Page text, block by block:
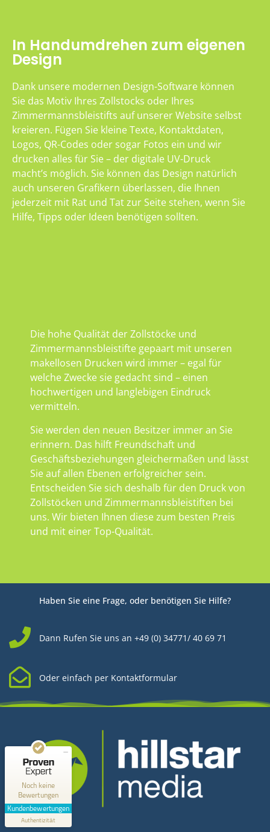
In Handumdrehen zum eigenen
Design
Dank unsere modernen Design-Software können
Sie das Motiv Ihres Zollstocks oder Ihres
Zimmermannsbleistifts auf unserer Website selbst
kreieren. Fügen Sie kleine Texte, Kontaktdaten,
Logos, QR-Codes oder sogar Fotos ein und wir
drucken alles für Sie – der digitale UV-Druck
macht’s möglich. Sie können das Design natürlich
auch unseren Grafikern überlassen, die Ihnen
jederzeit mit Rat und Tat zur Seite stehen, wenn Sie
Hilfe, Tipps oder Ideen benötigen sollten.
Die hohe Qualität der Zollstöcke und
Zimmermannsbleistifte gepaart mit unseren
makellosen Drucken wird immer – egal für
welche Zwecke sie gedacht sind – einen
hochwertigen und langlebigen Eindruck
vermitteln.
Sie werden den neuen Besitzer immer an Sie
erinnern. Das hilft Freundschaft und
Geschäftsbeziehungen gleichermaßen und lässt
Sie auf allen Ebenen erfolgreicher sein.
Entscheiden Sie sich deshalb für den Druck von
Zollstöcken und Zimmermannsbleistiften bei
uns. Wir bieten Ihnen diese zum besten Preis
und mit einer Top-Qualität.
Haben Sie eine Frage, oder benötigen Sie Hilfe?
Dann Rufen Sie uns an +49 (0) 34771/ 40 69 71
Oder einfach per Kontaktformular
Kontakt
Noch keine
Bewertungen
Kundenbewertungen
Authentizität
MANGELHAFT
0,00 / 5,00
Erfahren Sie mehr über dieses Bewertungssiegel
Profil ansehen